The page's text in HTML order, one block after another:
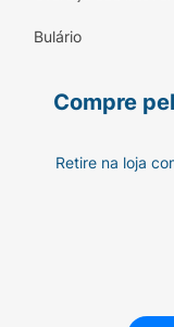
Sulfato de
Fluoride/
Vermelho
Brilhante
Silica,
Cellulose
Sodium
Limonene,
Bulário
Compre
Retire na loja